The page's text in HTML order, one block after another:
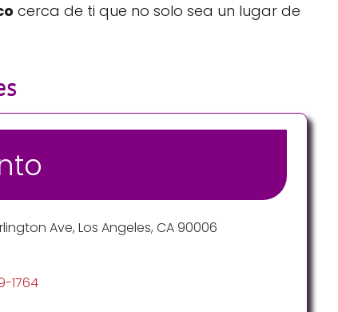
cerca de ti que no solo sea un lugar de
Ave, Los Angeles, CA 90006
1764